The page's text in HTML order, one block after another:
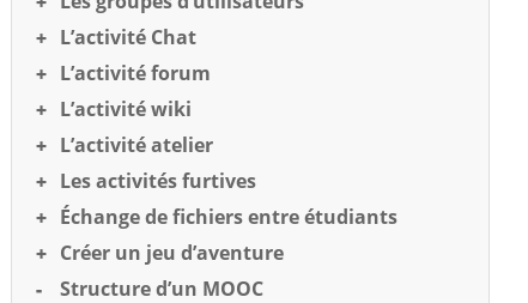
L’activité Chat
L’activité forum
L’activité wiki
L’activité atelier
Les activités furtives
Échange de fichiers entre étudiants
Créer un jeu d’aventure
Structure d’un MOOC